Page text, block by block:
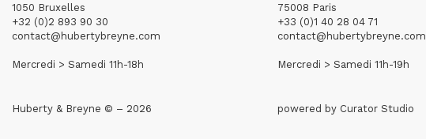
1050 Bruxelles
+32 (0)2 893 90 30
contact@hubertybreyne.com
Mercredi > Samedi 11h-18h
75008 Paris
+33 (0)1 40 28 04 71
contact@hubertybreyne.com
Mercredi > Samedi 11h-19h
Huberty & Breyne © – 2026 powered by Curator Studio